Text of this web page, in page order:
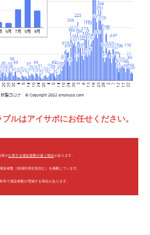
ルはアイサポにお任せください。
体が公表する感染者数が違う場合があります。
染者数（地域外居住地含む）を掲載しています。
等で感染者数が増減する場合があります。